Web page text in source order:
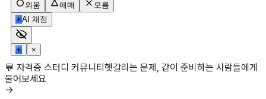
외움
애매
모름
✳AI 채점
✳ ×
💬 자격증 스터디 커뮤니티헷갈리는 문제, 같이 준비하는 사람들에게
물어보세요
→